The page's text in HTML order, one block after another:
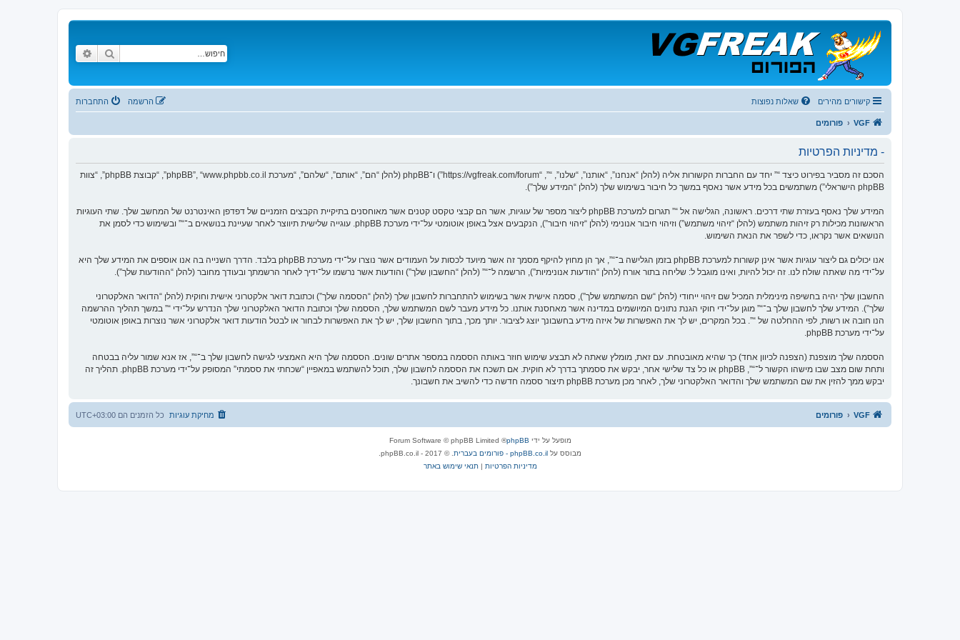
חיפוש
קישורים מהירים שאלות נפוצות התחברות הרשמה
VGF פורומים
- מדיניות הפרטיות
הסכם זה מסביר בפירוט כיצד “” יחד עם החברות הקשורות אליה (להלן “אנחנו”, “אותנו”, “שלנו”, “”, “https://vgfreak.com/forum”) ו־phpBB (להלן “הם”, “אותם”, “שלהם”, “מערכת phpBB”, “www.phpbb.co.il”, “קבוצת phpBB”, “צוות
phpBB הישראלי”) משתמשים בכל מידע אשר נאסף במשך כל חיבור בשימוש שלך (להלן “המידע שלך”).
המידע שלך נאסף בעזרת שתי דרכים. ראשונה, הגלישה אל “” תגרום למערכת phpBB ליצור מספר של עוגיות, אשר הם קבצי טקסט קטנים אשר מאוחסנים בתיקיית הקבצים הזמניים של דפדפן האינטרנט של המחשב שלך. שתי העוגיות
הראשונות מכילות רק זיהות משתמש (להלן “זיהוי משתמש”) וזיהוי חיבור אנונימי (להלן “זיהוי חיבור”), הנקבעים אצל באופן אוטומטי על־ידי מערכת phpBB. עוגייה שלישית תיווצר לאחר שעיינת בנושאים ב־“” ובשימוש כדי לסמן את
הנושאים אשר נקראו, כדי לשפר את הנאת השימוש.
אנו יכולים גם ליצור עוגיות אשר אינן קשורות למערכת phpBB בזמן הגלישה ב־“”, אך הן מחוץ להיקף מסמך זה אשר מיועד לכסות על העמודים אשר נוצרו על־ידי מערכת phpBB בלבד. הדרך השנייה בה אנו אוספים את המידע שלך היא
על־ידי מה שאתה שולח לנו. זה יכול להיות, ואינו מוגבל ל: שליחה בתור אורח (להלן “הודעות אנונימיות”), הרשמה ל־“” (להלן “החשבון שלך”) והודעות אשר נרשמו על־ידיך לאחר הרשמתך ובעודך מחובר (להלן “ההודעות שלך”).
החשבון שלך יהיה בחשיפה מינימלית המכיל שם זיהוי ייחודי (להלן “שם המשתמש שלך”), ססמה אישית אשר בשימוש להתחברות לחשבון שלך (להלן “הססמה שלך”) וכתובת דואר אלקטרוני אישית וחוקית (להלן “הדואר האלקטרוני
שלך”). המידע שלך לחשבון שלך ב־“” מוגן על־ידי חוקי הגנת נתונים המיושמים במדינה אשר מאחסנת אותנו. כל מידע מעבר לשם המשתמש שלך, הססמה שלך וכתובת הדואר האלקטרוני שלך הנדרש על־ידי “” במשך תהליך ההרשמה
הנו חובה או רשות, לפי ההחלטה של “”. בכל המקרים, יש לך את האפשרות של איזה מידע בחשבונך יוצג לציבור. יותך מכך, בתוך החשבון שלך, יש לך את האפשרות לבחור או לבטל הודעות דואר אלקטרוני אשר נוצרות באופן אוטומטי
על־ידי מערכת phpBB.
הססמה שלך מוצפנת (הצפנה לכיוון אחד) כך שהיא מאובטחת. עם זאת, מומלץ שאתה לא תבצע שימוש חוזר באותה הססמה במספר אתרים שונים. הססמה שלך היא האמצעי לגישה לחשבון שלך ב־“”, אז אנא שמור עליה בבטחה
ותחת שום מצב שבו מישהו הקשור ל־“”, phpBB או כל צד שלישי אחר, יבקש את ססמתך בדרך לא חוקית. אם תשכח את הססמה לחשבון שלך, תוכל להשתמש במאפיין “שכחתי את ססמתי” המסופק על־ידי מערכת phpBB. תהליך זה
יבקש ממך להזין את שם המשתמש שלך והדואר האלקטרוני שלך, לאחר מכן מערכת phpBB תיצור ססמה חדשה כדי להשיב את חשבונך.
VGF פורומים כל הזמנים הם UTC+03:00 מחיקת עוגיות
מופעל על ידי phpBB
® Forum Software © phpBB Limited
מבוסס על phpBB.co.il - פורומים בעברית
. © 2017 - phpBB.co.il.
מדיניות הפרטיות |תנאי שימוש באתר